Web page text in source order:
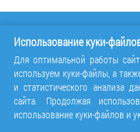
Использование куки-
Для оптимальной работы
используем куки-файлы, а
и статистического анализа
сайта. Продолжая
использование куки-файлов и